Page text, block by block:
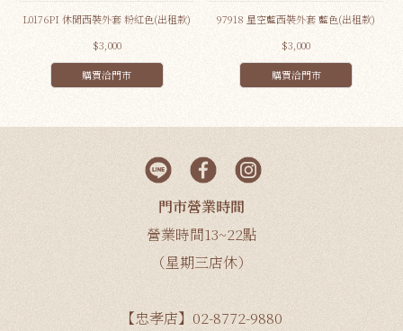
L0176PI 休閒西裝外套 粉紅色(出租款)
$3,000
購買洽門市
97918 星空藍西裝外套 藍色(出租款)
$3,000
購買洽門市
門市營業時間
營業時間13~22點
（星期三店休）
【忠孝店】02-8772-9880